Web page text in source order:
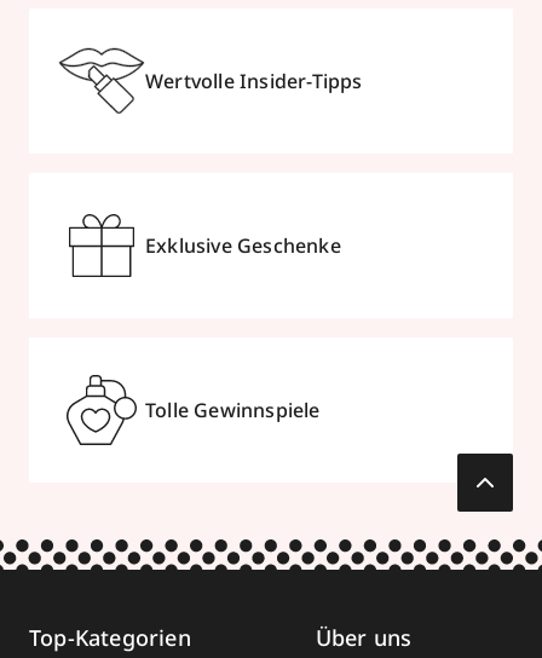
Wertvolle Insider-Tipps
Exklusive Geschenke
Tolle Gewinnspiele
Top-Kategorien Über uns